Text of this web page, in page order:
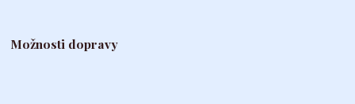
Možnosti dopravy